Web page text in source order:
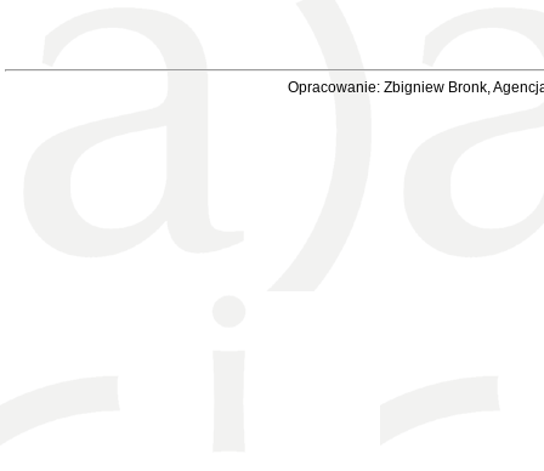
Opracowanie: Zbigniew Bronk,